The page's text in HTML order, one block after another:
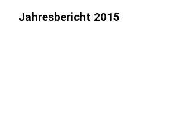
Jahresbericht 2015